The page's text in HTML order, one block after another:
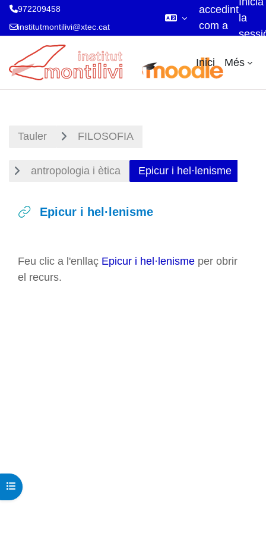
Ves al contingut principal
972209458
institutmontilivi@xtec.cat
accedint
com a
la
Inici Més
Obre l'índex del curs
Tauler FILOSOFIA
antropologia i ètica Epicur i hel·lenisme
Epicur i hel·lenisme
Feu clic a l'enllaç Epicur i hel·lenisme per obrir
el recurs.